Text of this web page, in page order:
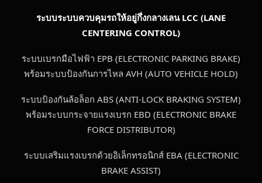
ระบบระบบควบคุมรถให้อยู่กึ่งกลางเลน LCC (LANE
CENTERING CONTROL)
ระบบเบรกมือไฟฟ้า EPB (ELECTRONIC PARKING BRAKE)
พร้อมระบบป้องกันการไหล AVH (AUTO VEHICLE HOLD)
ระบบป้องกันล้อล็อก ABS (ANTI-LOCK BRAKING SYSTEM)
พร้อมระบบกระจายแรงเบรก EBD (ELECTRONIC BRAKE
FORCE DISTRIBUTOR)
ระบบเสริมแรงเบรกด้วยอิเล็กทรอนิกส์ EBA (ELECTRONIC
BRAKE ASSIST)